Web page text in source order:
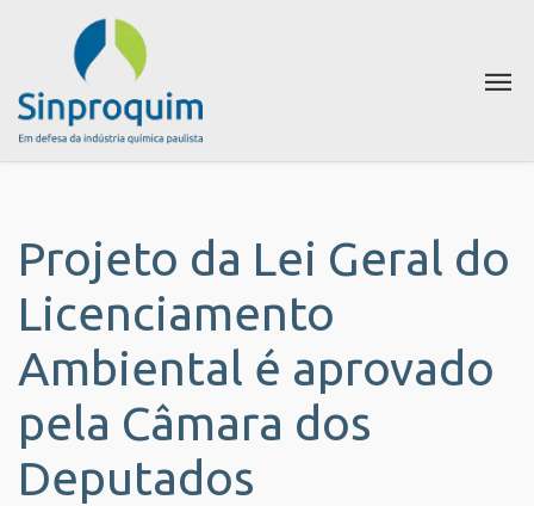
Projeto da Lei Geral do
Licenciamento
Ambiental é aprovado
pela Câmara dos
Deputados